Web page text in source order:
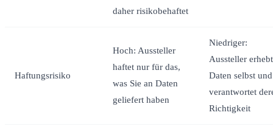
daher risikobehaftet
Haftungsrisiko
Hoch: Aussteller
haftet nur für das,
was Sie an Daten
geliefert haben
Niedriger:
Aussteller erhebt
Daten selbst und
verantwortet
Richtigkeit